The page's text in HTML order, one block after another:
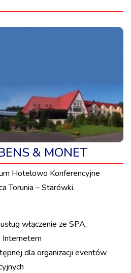
& MONET
Hotelowo Konferencyjne
Torunia – Starówki.
włączenie ze SPA,
Internetem
dla organizacji eventów